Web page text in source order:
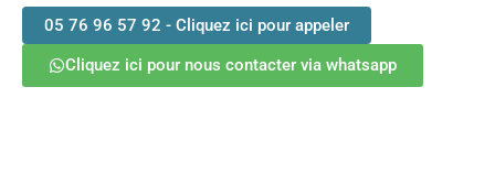
05 76 96 57 92 - Cliquez ici pour appeler
Cliquez ici pour nous contacter via whatsapp